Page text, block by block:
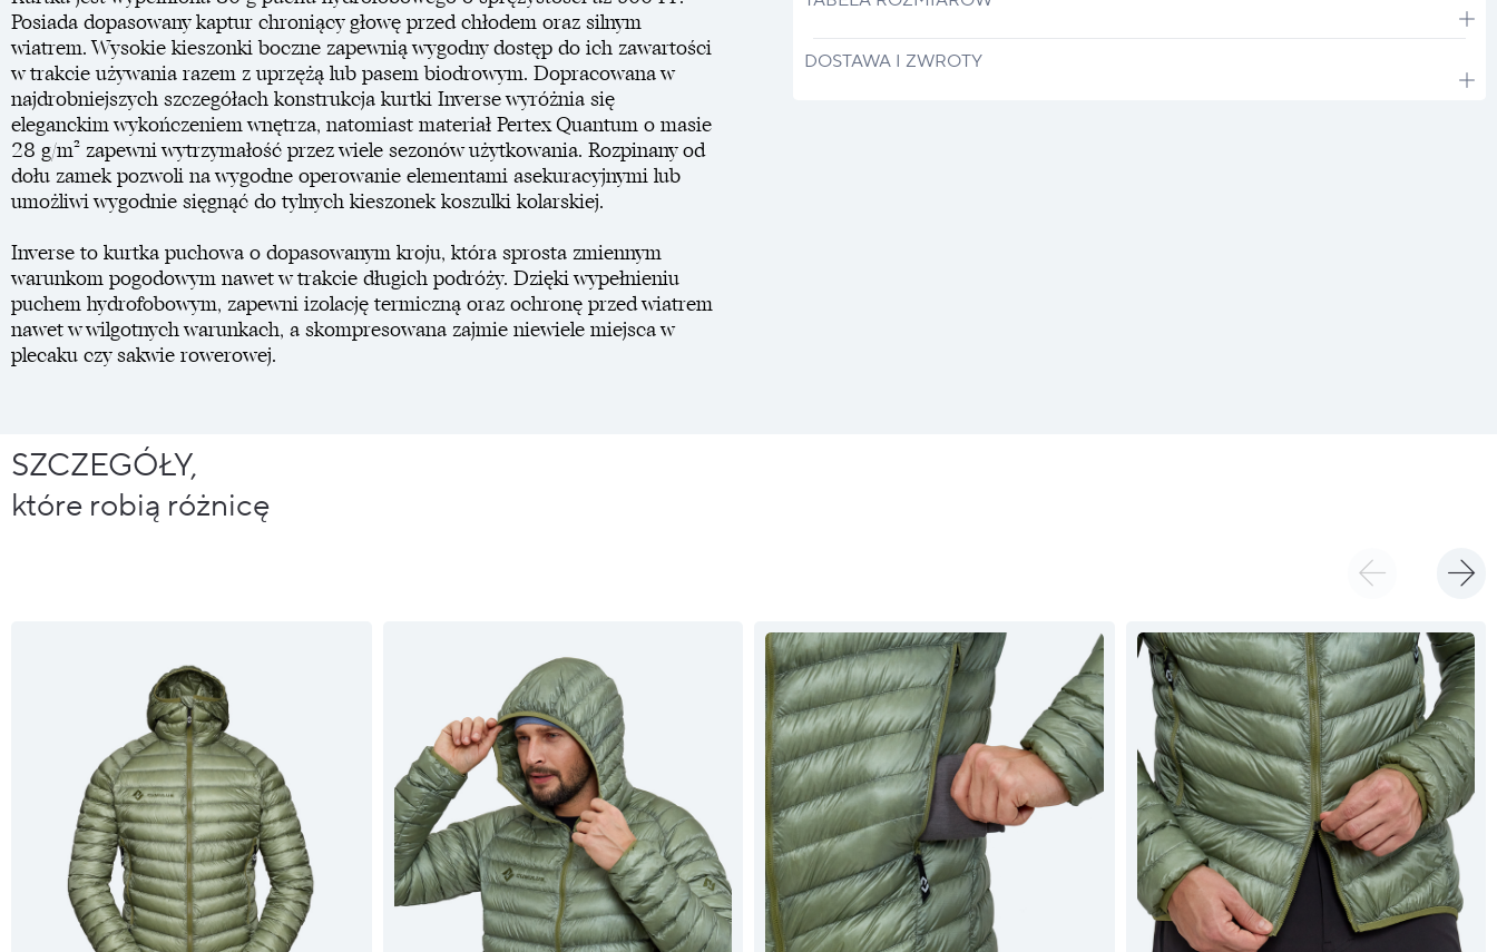
Posiada dopasowany kaptur chroniący głowę przed chłodem oraz silnym
wiatrem. Wysokie kieszonki boczne zapewnią wygodny dostęp do ich zawartości
w trakcie używania razem z uprzężą lub pasem biodrowym. Dopracowana w
najdrobniejszych szczegółach konstrukcja kurtki Inverse wyróżnia się
eleganckim wykończeniem wnętrza, natomiast materiał Pertex Quantum o masie
28 g/m² zapewni wytrzymałość przez wiele sezonów użytkowania. Rozpinany od
dołu zamek pozwoli na wygodne operowanie elementami asekuracyjnymi lub
umożliwi wygodnie sięgnąć do tylnych kieszonek koszulki kolarskiej.
Inverse to kurtka puchowa o dopasowanym kroju, która sprosta zmiennym
warunkom pogodowym nawet w trakcie długich podróży. Dzięki wypełnieniu
puchem hydrofobowym, zapewni izolację termiczną oraz ochronę przed wiatrem
nawet w wilgotnych warunkach, a skompresowana zajmie niewiele miejsca w
plecaku czy sakwie rowerowej.
DOSTAWA I ZWROTY
SZCZEGÓŁY,
które robią różnicę